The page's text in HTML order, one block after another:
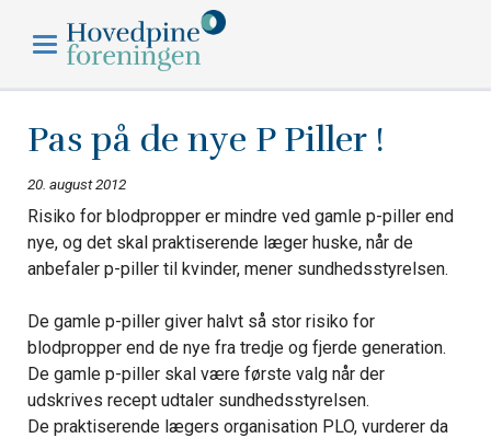
Pas på de nye P Piller !
20. august 2012
Risiko for blodpropper er mindre ved gamle p-piller end
nye, og det skal praktiserende læger huske, når de
anbefaler p-piller til kvinder, mener sundhedsstyrelsen.
De gamle p-piller giver halvt så stor risiko for
blodpropper end de nye fra tredje og fjerde generation.
De gamle p-piller skal være første valg når der
udskrives recept udtaler sundhedsstyrelsen.
De praktiserende lægers organisation PLO, vurderer da